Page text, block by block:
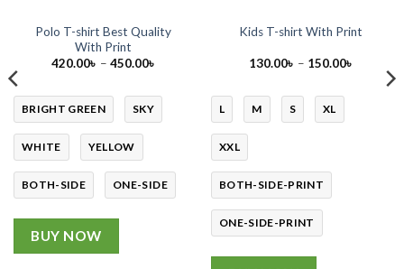
Polo T-shirt Best Quality
With Print
420.00৳ – 450.00৳
through
BRIGHT GREEN SKY
WHITE YELLOW
BOTH-SIDE ONE-SIDE
BUY NOW
Kids T-shirt With Print
130.00৳ – 150.00৳
130.00৳
L M S XL
XXL
BOTH-SIDE-PRINT
ONE-SIDE-PRINT